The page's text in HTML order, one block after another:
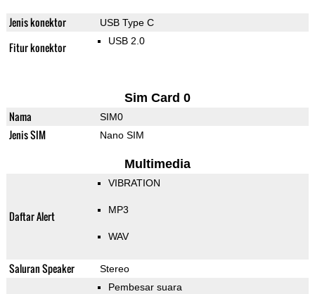
Jenis konektor USB Type C
Fitur konektor USB 2.0
Sim Card 0
Nama SIM0
Jenis SIM Nano SIM
Multimedia
Daftar Alert
VIBRATION
MP3
WAV
Saluran Speaker Stereo
Pembesar suara